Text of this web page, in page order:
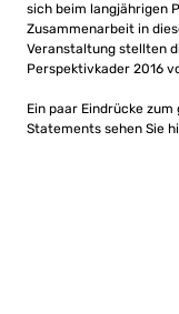
sich beim langjährigen
Zusammenarbeit in
Veranstaltung stellten
Perspektivkader 2016
Ein paar Eindrücke
Statements sehen Sie